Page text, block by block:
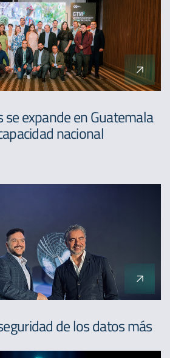
se expande en Guatemala
nacional
de los datos más